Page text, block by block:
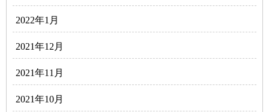
2022年1月
2021年12月
2021年11月
2021年10月